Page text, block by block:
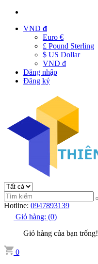
VND đ
Euro €
£ Pound Sterling
$ US Dollar
VND đ
Đăng nhập
Đăng ký
Hotline: 0947893139
Giỏ hàng: (0)
Giỏ hàng của bạn trống!
0